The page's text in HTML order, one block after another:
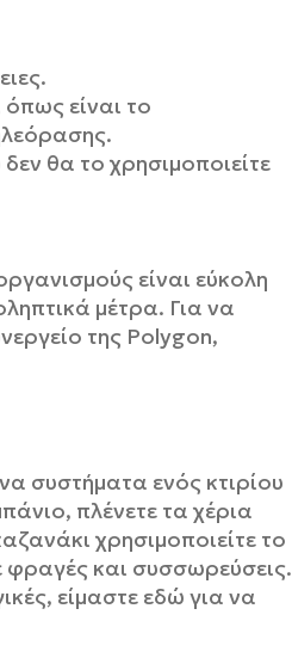
είναι το
θα το χρησιμοποιείτε
είναι εύκολη
μέτρα. Για να
της Polygon,
συστήματα ενός κτιρίου
πλένετε τα χέρια
χρησιμοποιείτε το
και συσσωρεύσεις.
είμαστε εδώ για να